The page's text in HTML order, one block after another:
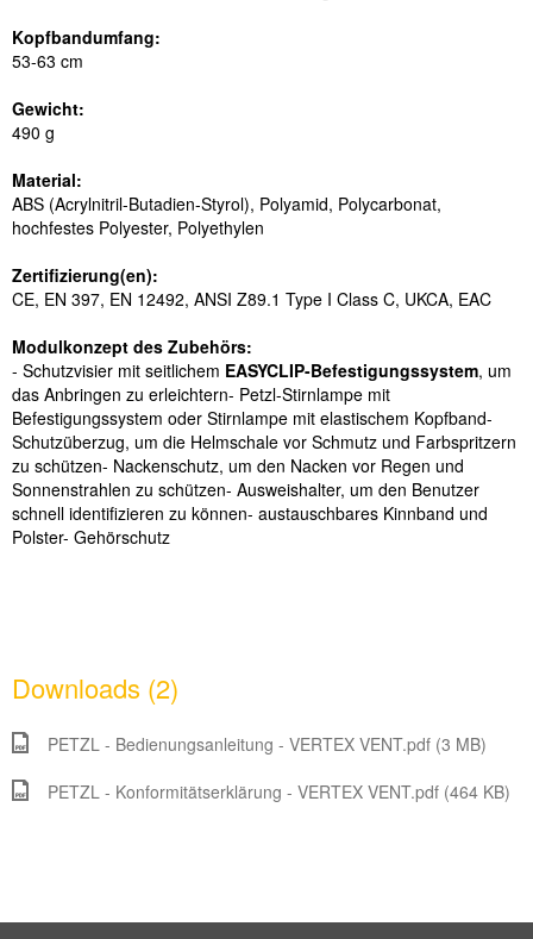
Kopfbandumfang:
53-63 cm
Gewicht:
490 g
Material:
ABS (Acrylnitril-Butadien-Styrol), Polyamid, Polycarbonat,
hochfestes Polyester, Polyethylen
Zertifizierung(en):
CE, EN 397, EN 12492, ANSI Z89.1 Type I Class C, UKCA, EAC
Modulkonzept des Zubehörs:
- Schutzvisier mit seitlichem EASYCLIP-Befestigungssystem, um
das Anbringen zu erleichtern- Petzl-Stirnlampe mit
Befestigungssystem oder Stirnlampe mit elastischem Kopfband-
Schutzüberzug, um die Helmschale vor Schmutz und Farbspritzern
zu schützen- Nackenschutz, um den Nacken vor Regen und
Sonnenstrahlen zu schützen- Ausweishalter, um den Benutzer
schnell identifizieren zu können- austauschbares Kinnband und
Polster- Gehörschutz
Downloads (2)
PETZL - Bedienungsanleitung - VERTEX VENT.pdf (3 MB)
PETZL - Konformitätserklärung - VERTEX VENT.pdf (464 KB)